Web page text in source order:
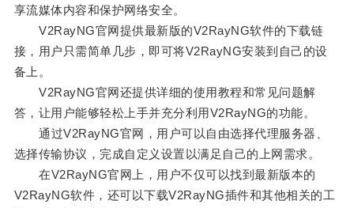
享流媒体内容和保护网络安全。
V2RayNG官网提供最新版的V2RayNG软件的下载链
接，用户只需简单几步，即可将V2RayNG安装到自己的设
备上。
V2RayNG官网还提供详细的使用教程和常见问题解
答，让用户能够轻松上手并充分利用V2RayNG的功能。
通过V2RayNG官网，用户可以自由选择代理服务器、
选择传输协议，完成自定义设置以满足自己的上网需求。
在V2RayNG官网上，用户不仅可以找到最新版本的
V2RayNG软件，还可以下载V2RayNG插件和其他相关的工